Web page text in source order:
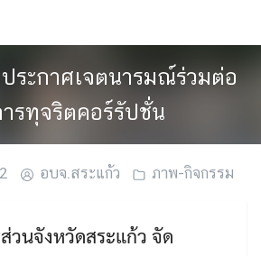
ระกาศเจตนารมณ์ร่วมต่อ
รทุจริตคอร์รัปชั่น
อบจ.สระแก้ว ภาพ-กิจกรรม
วนจังหวัดสระแก้ว จัด